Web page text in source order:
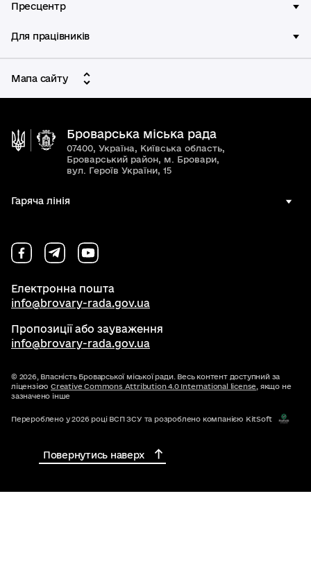
Пресцентр
Для працівників
Мапа сайту
Броварська міська рада
07400, Україна, Київська область,
Броварський район, м. Бровари,
вул. Героїв України, 15
Гаряча лінія
Електронна пошта
info@brovary-rada.gov.ua
Пропозиції або зауваження
info@brovary-rada.gov.ua
© 2026, Власність Броварської міської ради. Весь контент доступний за
ліцензією Creative Commons Attribution 4.0 International license , якщо не
зазначено інше
Перероблено у 2026 році ВСП ЗСУ та розроблено компанією KitSoft
Повернутись наверх